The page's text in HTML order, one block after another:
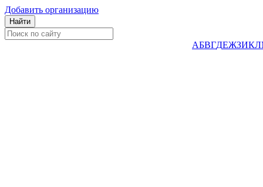
Добавить организацию
АБВГДЕЖЗИКЛ